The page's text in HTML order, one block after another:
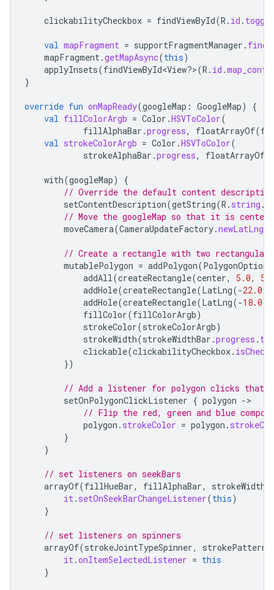
clickabilityCheckbox = findViewById(R . id .
val mapFragment = supportFragmentManager .
mapFragment.getMapAsync(this)
applyInsets(findViewById<View?>(R . id .
}
override fun onMapReady(googleMap : GoogleMap)
{
val fillColorArgb = Color .HSVToColor(
fillAlphaBar .progress, floatArrayOf(
val strokeColorArgb = Color .HSVToColor(
strokeAlphaBar .progress, floatArrayOf
with(googleMap)
{
// Override the default content
setContentDescription(getString(R . string .
// Move the googleMap so that it is
moveCamera(CameraUpdateFactory.
// Create a rectangle with two rectangular
mutablePolygon = addPolygon(PolygonOptions
addAll(createRectangle(center, 5.0,
addHole(createRectangle(LatLng(-22.0
addHole(createRectangle(LatLng(-18.0
fillColor(fillColorArgb)
strokeColor(strokeColorArgb)
strokeWidth(strokeWidthBar .progress .
clickable(clickabilityCheckbox.
})
// Add a listener for polygon clicks that
setOnPolygonClickListener { polygon -
// Flip the red, green and blue
polygon . strokeColor = polygon .
}
}
// set listeners on seekBars
arrayOf(fillHueBar, fillAlphaBar,
it. setOnSeekBarChangeListener(this)
}
// set listeners on spinners
arrayOf(strokeJointTypeSpinner,
it.onItemSelectedListener = this
}